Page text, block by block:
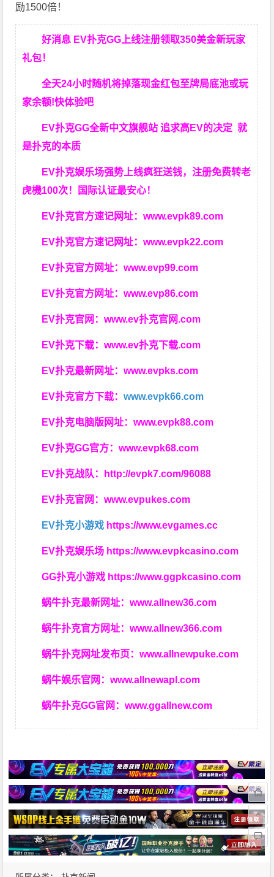
励1500倍！
好消息 EV扑克GG上线注册领取350美金新玩家
礼包！
全天24小时随机将掉落现金红包至牌局底池或玩
家余额!快体验吧
EV扑克GG全新中文旗舰站 追求高EV的决定就
是扑克的本质
EV扑克娱乐场强势上线疯狂送钱，注册免费转老
虎機100次！国际认证最安心！
EV扑克官方速记网址：www.evpk89.com
EV扑克官方速记网址：www.evpk22.com
EV扑克官方网址：www.evp99.com
EV扑克官方网址：www.evp86.com
EV扑克官网：www.ev扑克官网.com
EV扑克下载：www.ev扑克下载.com
EV扑克最新网址：www.evpks.com
EV扑克官方下载：www.evpk66.com
EV扑克电脑版网址：www.evpk88.com
EV扑克GG官方：www.evpk68.com
EV扑克战队： http://evpk7.com/96088
EV扑克官网：www.evpukes.com
EV扑克小游戏 https://www.evgames.cc
EV扑克娱乐场 https://www.evpkcasino.com
GG扑克小游戏 https://www.ggpkcasino.com
蜗牛扑克最新网址：www.allnew36.com
蜗牛扑克官方网址：www.allnew366.com
蜗牛扑克网址发布页：www.allnewpuke.com
蜗牛娱乐官网：www.allnewapl.com
蜗牛扑克GG官网：www.ggallnew.com